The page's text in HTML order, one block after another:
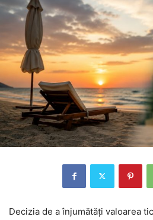
Decizia de a înjumătăți valoarea